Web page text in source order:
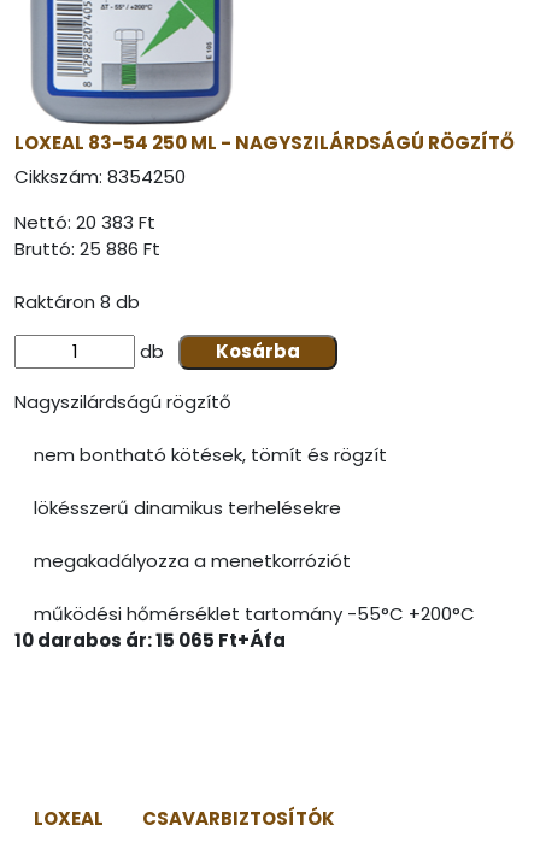
LOXEAL 83-54 250 ML - NAGYSZILÁRDSÁGÚ RÖGZÍTŐ
Cikkszám: 8354250
Nettó: 20 383 Ft
Bruttó: 25 886 Ft
Raktáron 8 db
db
Kosárba
Nagyszilárdságú rögzítő
nem bontható kötések, tömít és rögzít
lökésszerű dinamikus terhelésekre
megakadályozza a menetkorróziót
működési hőmérséklet tartomány -55°C +200°C
10 darabos ár: 15 065 Ft+Áfa
LOXEAL CSAVARBIZTOSÍTÓK